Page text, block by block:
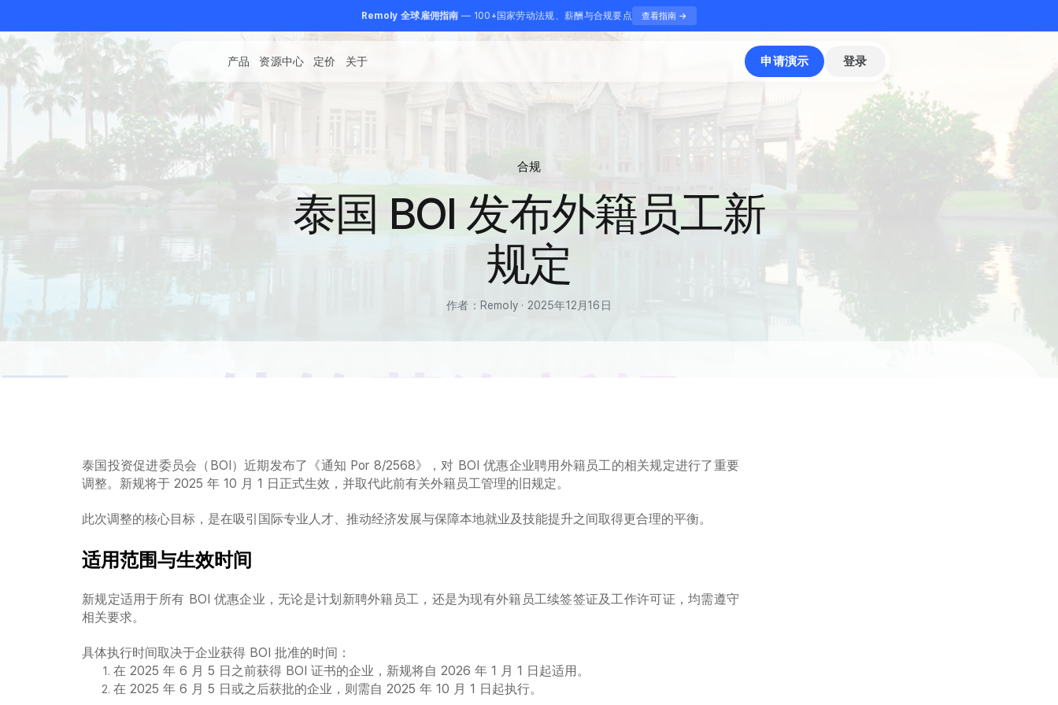
Remoly 全球雇佣指南 — 100+国家劳动法规、薪酬与合规要点 查看指南 →
产品 资源中心 定价 关于 申请演示 登录
合规
泰国 BOI 发布外籍员工新
规定
作者：Remoly · 2025年12月16日
泰国投资促进委员会（BOI）近期发布了《通知 Por 8/2568》，对 BOI 优惠企业聘用外籍员工的相关规定进行了重要
调整。新规将于 2025 年 10 月 1 日正式生效，并取代此前有关外籍员工管理的旧规定。
此次调整的核心目标，是在吸引国际专业人才、推动经济发展与保障本地就业及技能提升之间取得更合理的平衡。
适用范围与生效时间
新规定适用于所有 BOI 优惠企业，无论是计划新聘外籍员工，还是为现有外籍员工续签签证及工作许可证，均需遵守
相关要求。
具体执行时间取决于企业获得 BOI 批准的时间：
在 2025 年 6 月 5 日之前获得 BOI 证书的企业，新规将自 2026 年 1 月 1 日起适用。
在 2025 年 6 月 5 日或之后获批的企业，则需自 2025 年 10 月 1 日起执行。